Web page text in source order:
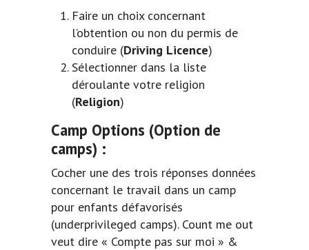
Faire un choix concernant
l’obtention ou non du permis de
conduire (Driving Licence)
Sélectionner dans la liste
déroulante votre religion
(Religion)
Camp Options (Option de
camps) :
Cocher une des trois réponses données
concernant le travail dans un camp
pour enfants défavorisés
(underprivileged camps). Count me out
veut dire « Compte pas sur moi » &